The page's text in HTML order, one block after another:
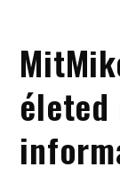
életed